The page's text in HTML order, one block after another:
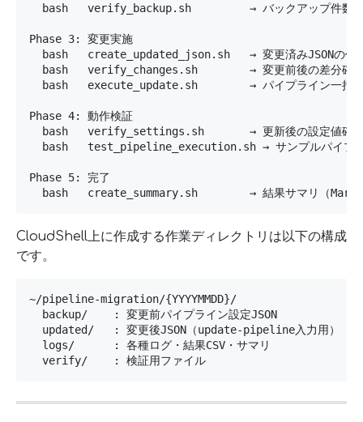
bash   verify_backup.sh         → バックアップ件数
Phase 3: 変更実施
bash   create_updated_json.sh   → 変更済みJSONの作
bash   verify_changes.sh        → 変更前後の差分確
bash   execute_update.sh        → パイプライン一括
Phase 4: 動作検証
bash   verify_settings.sh       → 更新後の設定値確
bash   test_pipeline_execution.sh → サンプルパイプ
Phase 5: 完了
bash   create_summary.sh        → 結果サマリ（
CloudShell上に作成する作業ディレクトリは以下の構成
です。
~/pipeline-migration/{YYYYMMDD}/
  backup/    : 変更前パイプライン設定JSON
  updated/   : 変更後JSON（update-pipeline入力用）
  logs/      : 各種ログ・結果CSV・サマリ
  verify/    : 検証用ファイル